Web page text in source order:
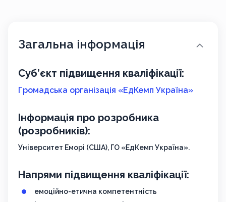
Загальна інформація
Суб’єкт підвищення кваліфікації:
Громадська організація «ЕдКемп Україна»
Інформація про розробника
(розробників):
Університет Еморі (США), ГО «ЕдКемп Україна».
Напрями підвищення кваліфікації:
емоційно-етична компетентність